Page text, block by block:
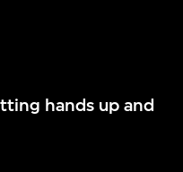
hands up and